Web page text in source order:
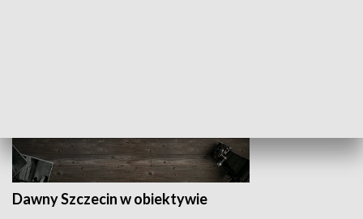
Dawny Szczecin w obiektywie